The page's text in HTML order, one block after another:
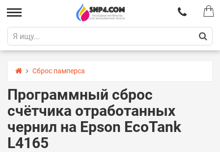
Сброс памперса
Программный сброс
счётчика отработанных
чернил на Epson EcoTank
L4165